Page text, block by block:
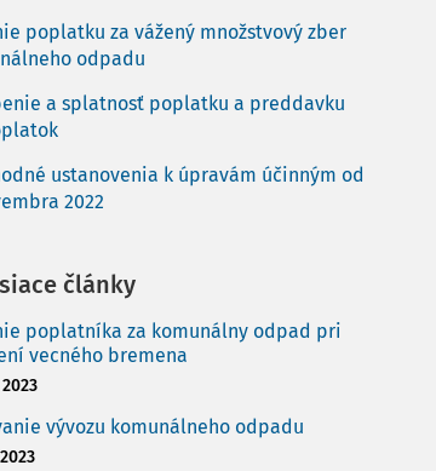
poplatku za vážený množstvový zber
odpadu
a splatnosť poplatku a preddavku
ustanovenia k úpravám účinným od
2022
články
poplatníka za komunálny odpad pri
vecného bremena
vývozu komunálneho odpadu